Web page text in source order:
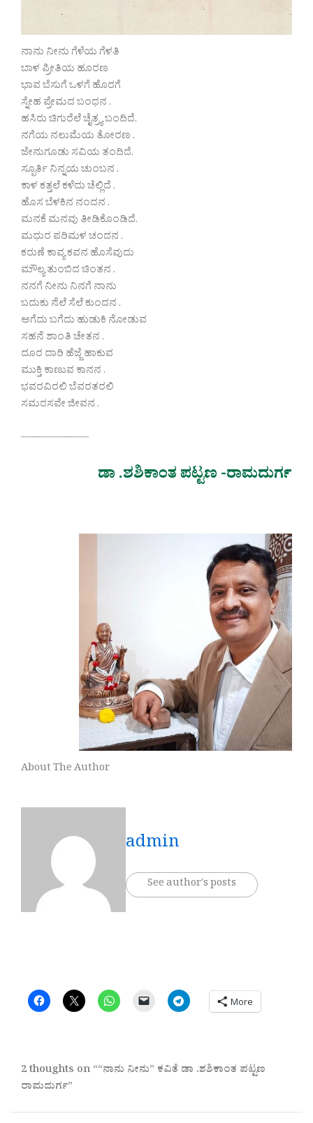
ನಾನು ನೀನು ಗೆಳೆಯ ಗೆಳತಿ
ಬಾಳ ಪ್ರೀತಿಯ ಹೂರಣ
ಭಾವ ಬೆಸುಗೆ ಒಳಗೆ ಹೊರಗೆ
ಸ್ನೇಹ ಪ್ರೇಮದ ಬಂಧನ .
ಹಸಿರು ಚಿಗುರೆಲೆ ಚೈತ್ರ್ಯ ಬಂದಿದೆ.
ನಗೆಯ ನಲುಮೆಯ ತೋರಣ .
ಜೇನುಗೂಡು ಸವಿಯ ತಂದಿದೆ.
ಸ್ಫೂರ್ತಿ ನಿನ್ನಯ ಚುಂಬನ .
ಕಾಳ ಕತ್ತಲೆ ಕಳೆದು ಚೆಲ್ಲಿದೆ ,
ಹೊಸ ಬೆಳಕಿನ ನಂದನ .
ಮನಕೆ ಮನವು ತೀಡಿಕೊಂಡಿದೆ.
ಮಧುರ ಪರಿಮಳ ಚಂದನ .
ಕರುಣೆ ಕಾವ್ಯ ಕವನ ಹೊಸೆವುದು
ಮೌಲ್ಯ ತುಂಬಿದ ಚಿಂತನ .
ನನಗೆ ನೀನು ನಿನಗೆ ನಾನು
ಬದುಕು ನೆಲೆ ಸೆಲೆ ಕುಂದನ .
ಅಗೆದು ಬಗೆದು ಹುಡುಕಿ ನೋಡುವ
ಸಹನೆ ಶಾಂತಿ ಚೇತನ .
ದೂರ ದಾರಿ ಹೆಜ್ಜೆ ಹಾಕುವ
ಮುಕ್ತಿ ಕಾಣುವ ಕಾನನ .
ಭವರವಿರಲಿ ಬೆವರತರಲಿ
ಸಮರಸವೇ ಜೀವನ .
——————–
ಡಾ .ಶಶಿಕಾಂತ ಪಟ್ಟಣ -ರಾಮದುರ್ಗ
About The Author
admin
See author's posts
More
2 thoughts on ““ನಾನು ನೀನು” ಕವಿತೆ ಡಾ .ಶಶಿಕಾಂತ ಪಟ್ಟಣ
ರಾಮದುರ್ಗ”